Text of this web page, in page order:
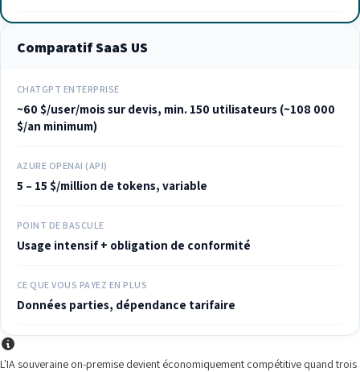
Comparatif SaaS US
CHATGPT ENTERPRISE
~60 $/user/mois sur devis, min. 150 utilisateurs (~108 000
$/an minimum)
AZURE OPENAI (API)
5 – 15 $/million de tokens, variable
POINT DE BASCULE
Usage intensif + obligation de conformité
CE QUE VOUS PAYEZ EN PLUS
Données parties, dépendance tarifaire
L'IA souveraine on-premise devient économiquement compétitive quand trois